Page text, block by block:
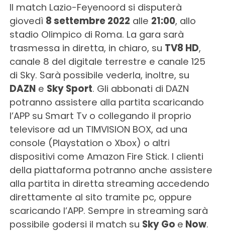
Il match Lazio-Feyenoord si disputerà
giovedì 8 settembre 2022 alle 21:00, allo
stadio Olimpico di Roma. La gara sarà
trasmessa in diretta, in chiaro, su TV8 HD,
canale 8 del digitale terrestre e canale 125
di Sky. Sarà possibile vederla, inoltre, su
DAZNe Sky Sport. Gli abbonati di DAZN
potranno assistere alla partita scaricando
l’APP su Smart Tv o collegando il proprio
televisore ad un TIMVISION BOX, ad una
console (Playstation o Xbox) o altri
dispositivi come Amazon Fire Stick. I clienti
della piattaforma potranno anche assistere
alla partita in diretta streaming accedendo
direttamente al sito tramite pc, oppure
scaricando l’APP. Sempre in streaming sarà
possibile godersi il match su Sky Go e Now.